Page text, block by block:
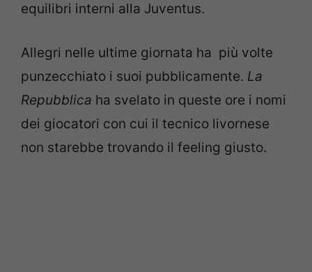
equilibri interni alla Juventus.
Allegri nelle ultime giornata ha più volte
punzecchiato i suoi pubblicamente. La
Repubblica ha svelato in queste ore i nomi
dei giocatori con cui il tecnico livornese
non starebbe trovando il feeling giusto.